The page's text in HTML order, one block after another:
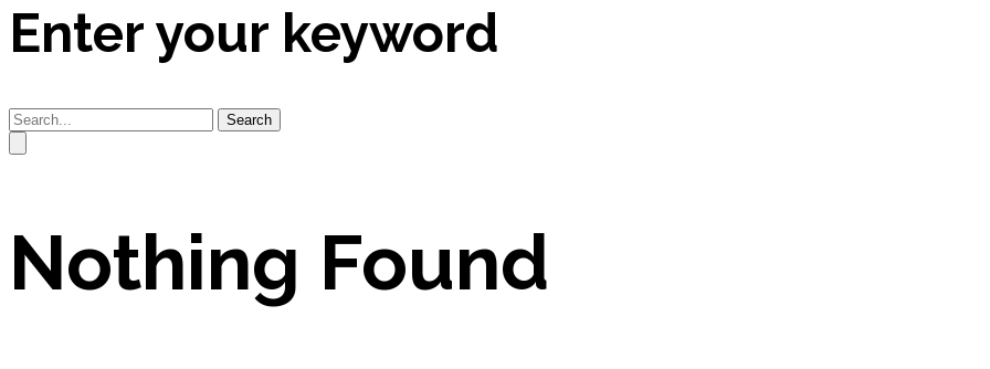
Enter your keyword
Search
Nothing Found